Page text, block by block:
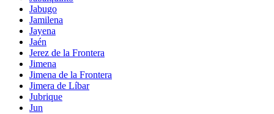
Jabugo
Jamilena
Jayena
Jaén
Jerez de la Frontera
Jimena
Jimena de la Frontera
Jimera de Líbar
Jubrique
Jun